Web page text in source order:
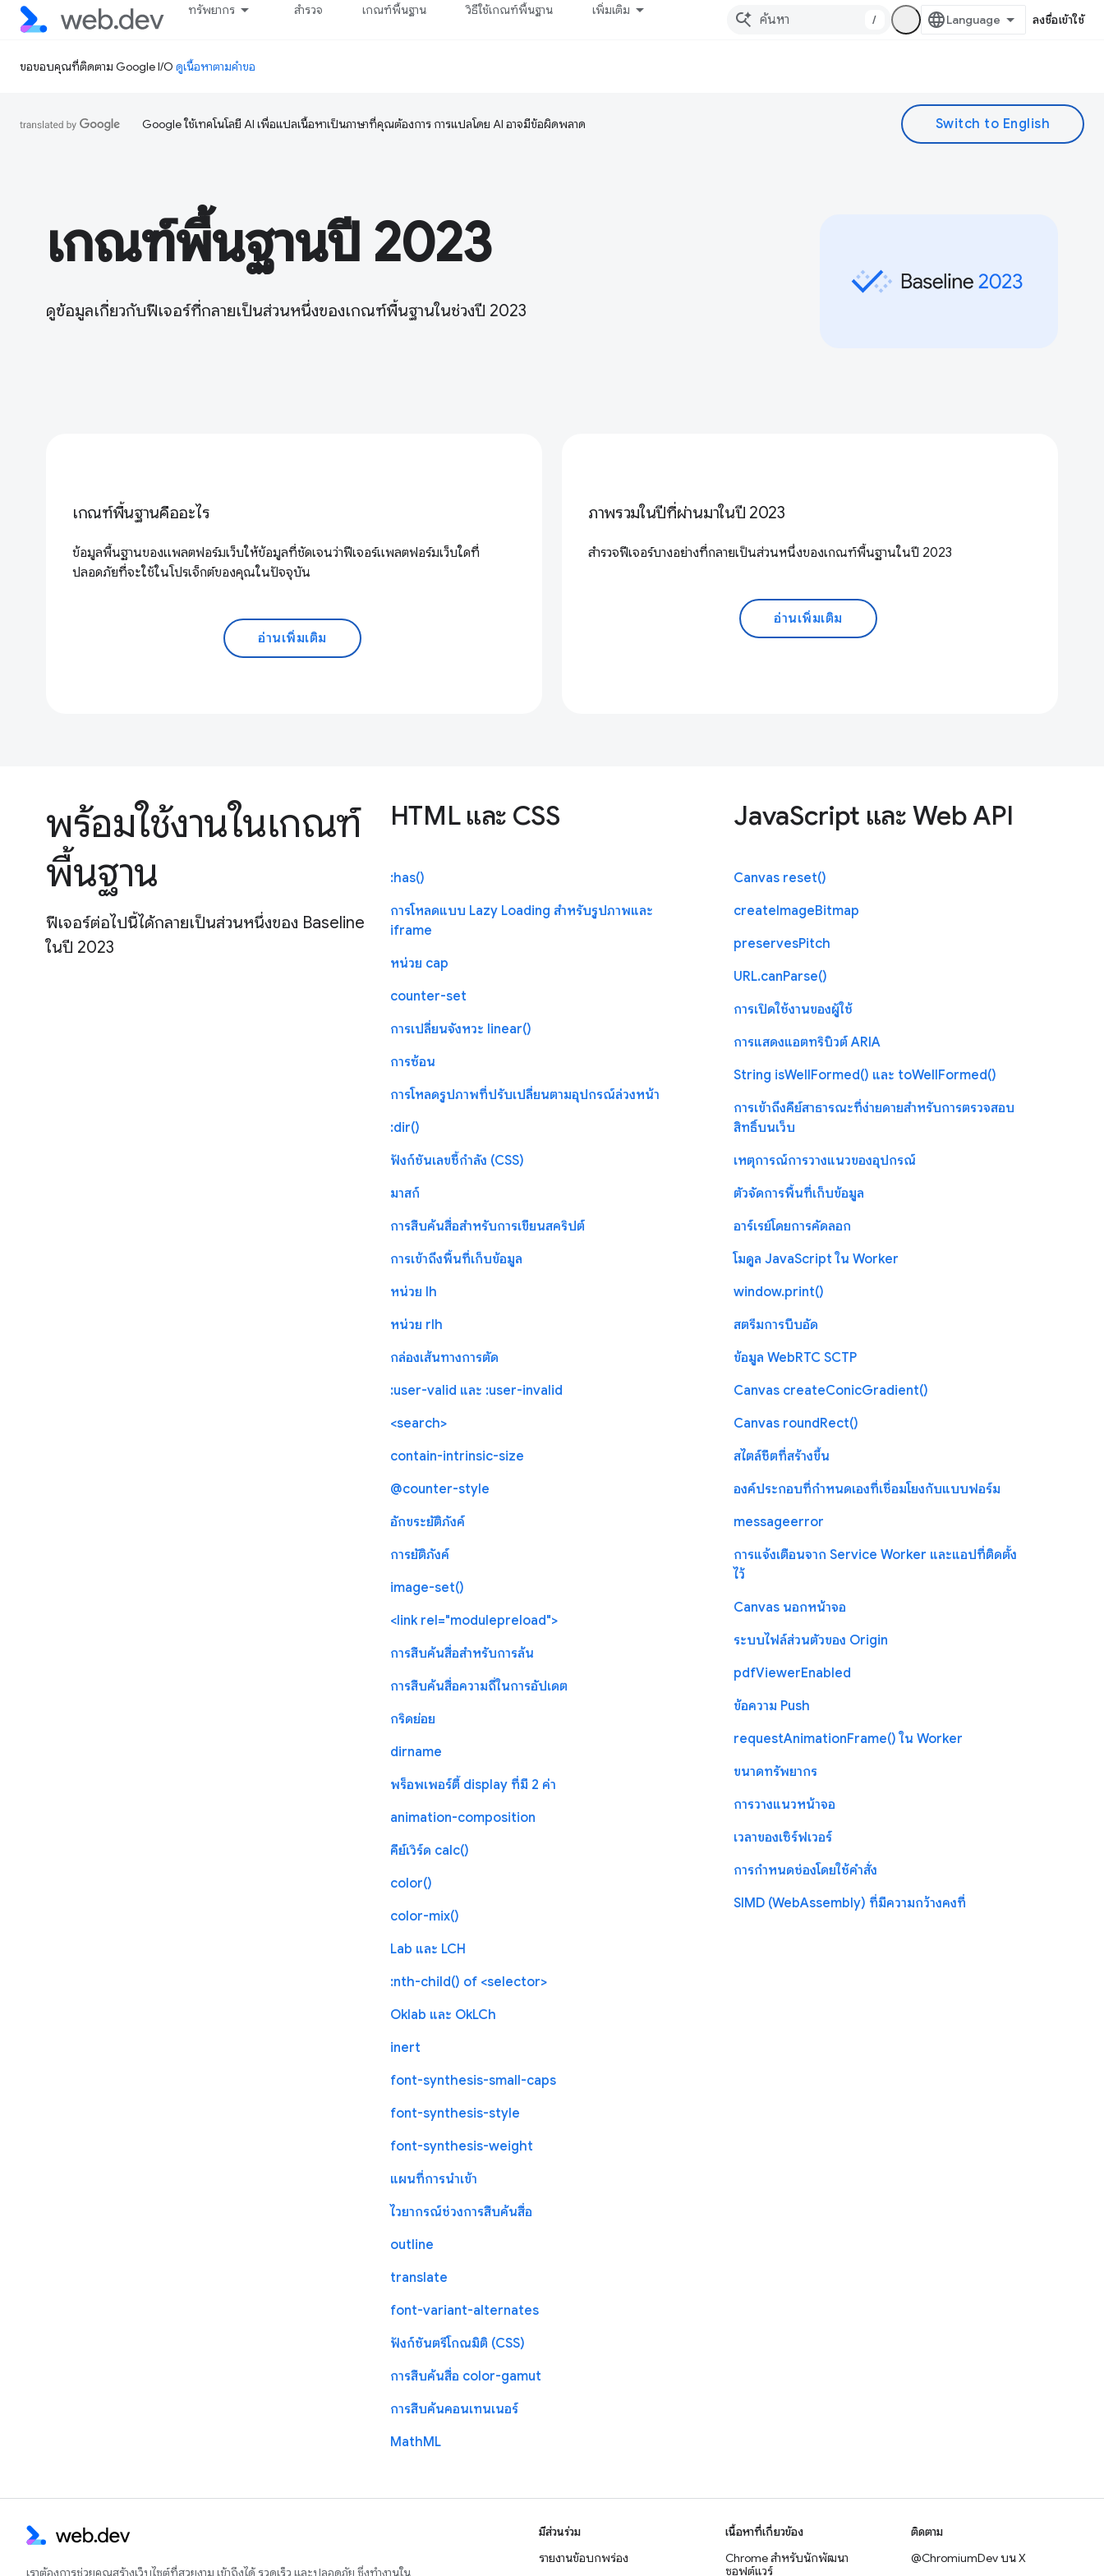
ทรัพยากร สำรวจ เกณฑ์พื้นฐาน วิธีใช้เกณฑ์พื้นฐาน เพิ่มเติม
/ ลงชื่อเข้าใช้
ขอขอบคุณที่ติดตาม Google I/O ดูเนื้อหาตามคำขอ
Google ใช้เทคโนโลยี AI เพื่อแปลเนื้อหาเป็นภาษาที่คุณต้องการ การแปลโดย AI อาจมีข้อผิดพลาด
เกณฑ์พื้นฐานปี 2023
ดูข้อมูลเกี่ยวกับฟีเจอร์ที่กลายเป็นส่วนหนึ่งของเกณฑ์พื้นฐานในช่วงปี 2023
เกณฑ์พื้นฐานคืออะไร
ข้อมูลพื้นฐานของแพลตฟอร์มเว็บให้ข้อมูลที่ชัดเจนว่าฟีเจอร์แพลตฟอร์มเว็บใดที่
ปลอดภัยที่จะใช้ในโปรเจ็กต์ของคุณในปัจจุบัน
อ่านเพิ่มเติม
ภาพรวมในปีที่ผ่านมาในปี 2023
สำรวจฟีเจอร์บางอย่างที่กลายเป็นส่วนหนึ่งของเกณฑ์พื้นฐานในปี 2023
อ่านเพิ่มเติม
พร้อมใช้งานในเกณฑ์
พื้นฐาน
ฟีเจอร์ต่อไปนี้ได้กลายเป็นส่วนหนึ่งของ Baseline
ในปี 2023
HTML และ CSS
:has()
การโหลดแบบ Lazy Loading สำหรับรูปภาพและ
iframe
หน่วย cap
counter-set
การเปลี่ยนจังหวะ linear()
การซ้อน
การโหลดรูปภาพที่ปรับเปลี่ยนตามอุปกรณ์ล่วงหน้า
:dir()
ฟังก์ชันเลขชี้กำลัง (CSS)
มาสก์
การสืบค้นสื่อสำหรับการเขียนสคริปต์
การเข้าถึงพื้นที่เก็บข้อมูล
หน่วย lh
หน่วย rlh
กล่องเส้นทางการตัด
:user-valid และ :user-invalid
<search>
contain-intrinsic-size
@counter-style
อักขระยัติภังค์
การยัติภังค์
image-set()
<link rel="modulepreload">
การสืบค้นสื่อสำหรับการล้น
การสืบค้นสื่อความถี่ในการอัปเดต
กริดย่อย
dirname
พร็อพเพอร์ตี้ display ที่มี 2 ค่า
animation-composition
คีย์เวิร์ด calc()
color()
color-mix()
Lab และ LCH
:nth-child() of <selector>
Oklab และ OkLCh
inert
font-synthesis-small-caps
font-synthesis-style
font-synthesis-weight
แผนที่การนำเข้า
ไวยากรณ์ช่วงการสืบค้นสื่อ
outline
translate
font-variant-alternates
ฟังก์ชันตรีโกณมิติ (CSS)
การสืบค้นสื่อ color-gamut
การสืบค้นคอนเทนเนอร์
MathML
JavaScript และ Web API
Canvas reset()
createImageBitmap
preservesPitch
URL.canParse()
การเปิดใช้งานของผู้ใช้
การแสดงแอตทริบิวต์ ARIA
String isWellFormed() และ toWellFormed()
การเข้าถึงคีย์สาธารณะที่ง่ายดายสำหรับการตรวจสอบ
สิทธิ์บนเว็บ
เหตุการณ์การวางแนวของอุปกรณ์
ตัวจัดการพื้นที่เก็บข้อมูล
อาร์เรย์โดยการคัดลอก
โมดูล JavaScript ใน Worker
window.print()
สตรีมการบีบอัด
ข้อมูล WebRTC SCTP
Canvas createConicGradient()
Canvas roundRect()
สไตล์ชีตที่สร้างขึ้น
องค์ประกอบที่กำหนดเองที่เชื่อมโยงกับแบบฟอร์ม
messageerror
การแจ้งเตือนจาก Service Worker และแอปที่ติดตั้ง
ไว้
Canvas นอกหน้าจอ
ระบบไฟล์ส่วนตัวของ Origin
pdfViewerEnabled
ข้อความ Push
requestAnimationFrame() ใน Worker
ขนาดทรัพยากร
การวางแนวหน้าจอ
เวลาของเซิร์ฟเวอร์
การกำหนดช่องโดยใช้คำสั่ง
SIMD (WebAssembly) ที่มีความกว้างคงที่
เราต้องการช่วยคุณสร้างเว็บไซต์ที่สวยงาม เข้าถึงได้ รวดเร็ว และปลอดภัย ซึ่งทำงานใน
มีส่วนร่วม
รายงานข้อบกพร่อง
เนื้อหาที่เกี่ยวข้อง
Chrome สำหรับนักพัฒนา
ซอฟต์แวร์
ติดตาม
@ChromiumDev บน X